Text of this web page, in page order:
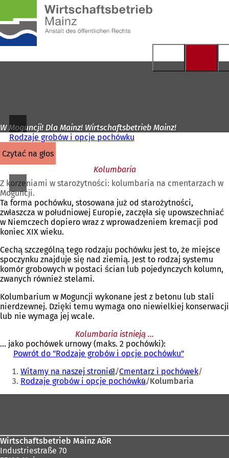
Przejdź do treści
głównej
W Moguncji! Dla Mainz! Wirtschaftsbetrieb Mainz!
Rodzaje grobów i opcje pochówku
czytać na głos
Kolumbaria
Z korzeniami w starożytności: kolumbaria na cmentarzach w
Moguncji.
Ta forma pochówku, stosowana już od starożytności,
zwłaszcza w południowej Europie, zaczęła się upowszechniać
w Niemczech dopiero wraz z wprowadzeniem kremacji pod
koniec XIX wieku.
Cechą szczególną tego rodzaju pochówku jest to, że miejsce
spoczynku znajduje się nad ziemią. Jest to rodzaj systemu
komór grobowych w postaci ścian lub pojedynczych kolumn,
zwanych również stelami.
Kolumbarium w Moguncji wykonane jest z betonu lub stali
nierdzewnej. Dzięki temu wymaga ono niewielkiej konserwacji
lub nie wymaga jej wcale.
Kolumbaria istnieją ...
... jako pochówek urnowy (maks. 2 pochówki):
Powrót do "Rodzaje grobów i opcje pochówku"
Jesteś
tutaj:
Witamy na naszej stronie! Cmentarz i pochówek
Rodzaje grobów i opcje pochówku Kolumbaria
Wirtschaftsbetrieb Mainz AöR
Industriestraße 70